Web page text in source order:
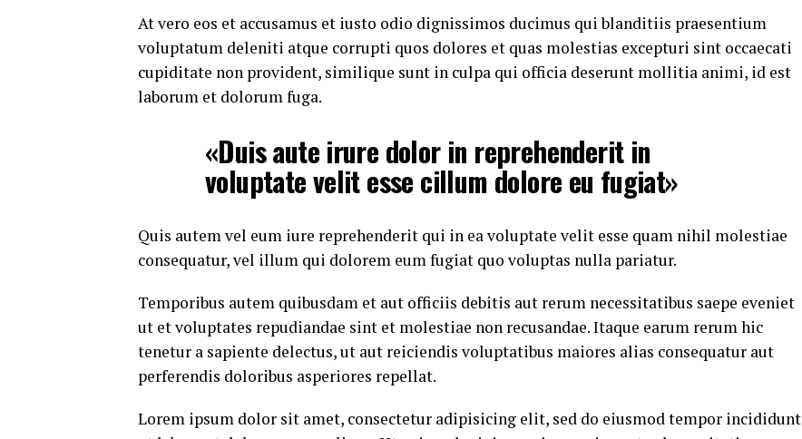
At vero eos et accusamus et iusto odio dignissimos ducimus qui blanditiis praesentium
voluptatum deleniti atque corrupti quos dolores et quas molestias excepturi sint occaecati
cupiditate non provident, similique sunt in culpa qui officia deserunt mollitia animi, id est
laborum et dolorum fuga.
«Duis aute irure dolor in reprehenderit in
voluptate velit esse cillum dolore eu fugiat»
Quis autem vel eum iure reprehenderit qui in ea voluptate velit esse quam nihil molestiae
consequatur, vel illum qui dolorem eum fugiat quo voluptas nulla pariatur.
Temporibus autem quibusdam et aut officiis debitis aut rerum necessitatibus saepe eveniet
ut et voluptates repudiandae sint et molestiae non recusandae. Itaque earum rerum hic
tenetur a sapiente delectus, ut aut reiciendis voluptatibus maiores alias consequatur aut
perferendis doloribus asperiores repellat.
Lorem ipsum dolor sit amet, consectetur adipisicing elit, sed do eiusmod tempor incididunt